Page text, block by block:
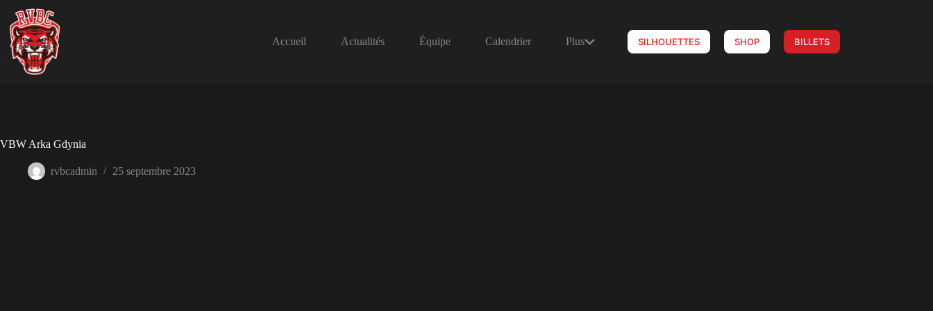
contenu
Accueil
Actualités Équipe Calendrier Plus SILHOUETTES SHOP BILLETS
VBW Arka Gdynia
rvbcadmin 25 septembre 2023